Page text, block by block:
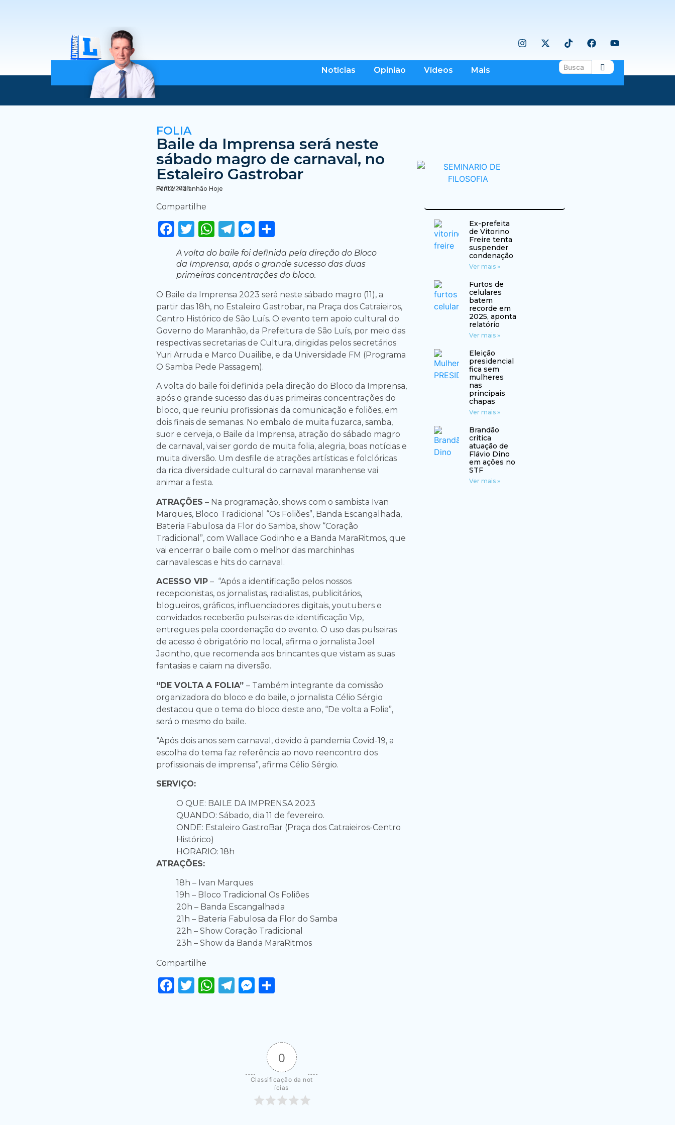
Notícias Opinião Vídeos Mais
FOLIA
Baile da Imprensa será neste
sábado magro de carnaval, no
Estaleiro Gastrobar
Fonte: Maranhão Hoje
07/02/2023
Compartilhe
Facebook
Twitter
WhatsApp
Telegram
Messenger
A volta do baile foi definida pela direção do Bloco
da Imprensa, após o grande sucesso das duas
primeiras concentrações do bloco.
O Baile da Imprensa 2023 será neste sábado magro (11), a
partir das 18h, no Estaleiro Gastrobar, na Praça dos Catraieiros,
Centro Histórico de São Luís. O evento tem apoio cultural do
Governo do Maranhão, da Prefeitura de São Luís, por meio das
respectivas secretarias de Cultura, dirigidas pelos secretários
Yuri Arruda e Marco Duailibe, e da Universidade FM (Programa
O Samba Pede Passagem).
A volta do baile foi definida pela direção do Bloco da Imprensa,
após o grande sucesso das duas primeiras concentrações do
bloco, que reuniu profissionais da comunicação e foliões, em
dois finais de semanas. No embalo de muita fuzarca, samba,
suor e cerveja, o Baile da Imprensa, atração do sábado magro
de carnaval, vai ser gordo de muita folia, alegria, boas notícias e
muita diversão. Um desfile de atrações artísticas e folclóricas
da rica diversidade cultural do carnaval maranhense vai
animar a festa.
ATRAÇÕES – Na programação, shows com o sambista Ivan
Marques, Bloco Tradicional “Os Foliões”, Banda Escangalhada,
Bateria Fabulosa da Flor do Samba, show “Coração
Tradicional”, com Wallace Godinho e a Banda MaraRitmos, que
vai encerrar o baile com o melhor das marchinhas
carnavalescas e hits do carnaval.
ACESSO VIP – “Após a identificação pelos nossos
recepcionistas, os jornalistas, radialistas, publicitários,
blogueiros, gráficos, influenciadores digitais, youtubers e
convidados receberão pulseiras de identificação Vip,
entregues pela coordenação do evento. O uso das pulseiras
de acesso é obrigatório no local, afirma o jornalista Joel
Jacintho, que recomenda aos brincantes que vistam as suas
fantasias e caiam na diversão.
“DE VOLTA A FOLIA” – Também integrante da comissão
organizadora do bloco e do baile, o jornalista Célio Sérgio
destacou que o tema do bloco deste ano, “De volta a Folia”,
será o mesmo do baile.
“Após dois anos sem carnaval, devido à pandemia Covid-19, a
escolha do tema faz referência ao novo reencontro dos
profissionais de imprensa”, afirma Célio Sérgio.
SERVIÇO:
O QUE: BAILE DA IMPRENSA 2023
QUANDO: Sábado, dia 11 de fevereiro.
ONDE: Estaleiro GastroBar (Praça dos Catraieiros-Centro
Histórico)
HORARIO: 18h
ATRAÇÕES:
18h – Ivan Marques
19h – Bloco Tradicional Os Foliões
20h – Banda Escangalhada
21h – Bateria Fabulosa da Flor do Samba
22h – Show Coração Tradicional
23h – Show da Banda MaraRitmos
Compartilhe
Facebook
Twitter
WhatsApp
Telegram
Messenger
0
Classificação da not
ícias
Ex-prefeita
de Vitorino
Freire tenta
suspender
condenação
Ver mais »
Furtos de
celulares
batem
recorde em
2025, aponta
relatório
Ver mais »
Eleição
presidencial
fica sem
mulheres
nas
principais
chapas
Ver mais »
Brandão
critica
atuação de
Flávio Dino
em ações no
STF
Ver mais »